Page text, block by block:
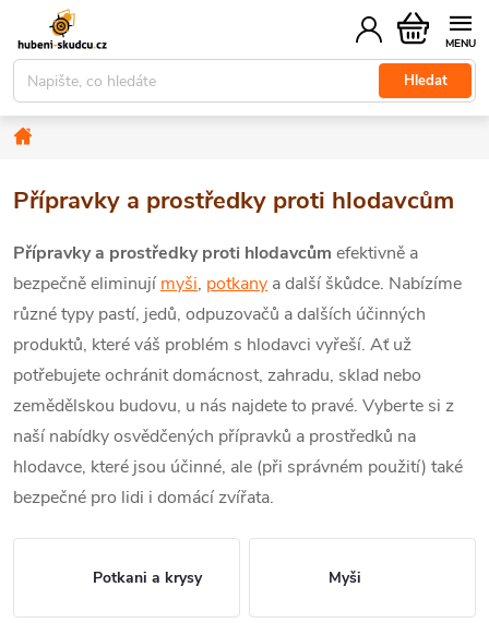
obsah
Hledat
Nákupní
košík
Domů
Přípravky a prostředky proti hlodavcům
Přípravky a prostředky proti hlodavcům efektivně a
bezpečně eliminují myši, potkany a další škůdce. Nabízíme
různé typy pastí, jedů, odpuzovačů a dalších účinných
produktů, které váš problém s hlodavci vyřeší. Ať už
potřebujete ochránit domácnost, zahradu, sklad nebo
zemědělskou budovu, u nás najdete to pravé. Vyberte si z
naší nabídky osvědčených přípravků a prostředků na
hlodavce, které jsou účinné, ale (při správném použití) také
bezpečné pro lidi i domácí zvířata.
Potkani a krysy Myši